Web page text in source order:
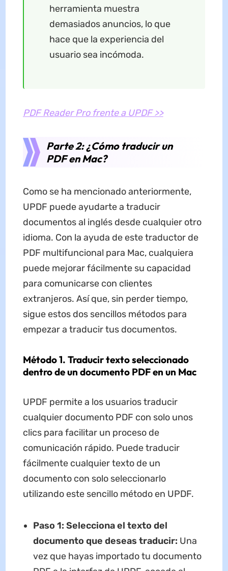
herramienta muestra
demasiados anuncios, lo que
hace que la experiencia del
usuario sea incómoda.
PDF Reader Pro frente a UPDF >>
Parte 2: ¿Cómo traducir un
PDF en Mac?
Como se ha mencionado anteriormente,
UPDF puede ayudarte a traducir
documentos al inglés desde cualquier otro
idioma. Con la ayuda de este traductor de
PDF multifuncional para Mac, cualquiera
puede mejorar fácilmente su capacidad
para comunicarse con clientes
extranjeros. Así que, sin perder tiempo,
sigue estos dos sencillos métodos para
empezar a traducir tus documentos.
Método 1. Traducir texto seleccionado
dentro de un documento PDF en un Mac
UPDF permite a los usuarios traducir
cualquier documento PDF con solo unos
clics para facilitar un proceso de
comunicación rápido. Puede traducir
fácilmente cualquier texto de un
documento con solo seleccionarlo
utilizando este sencillo método en UPDF.
Paso 1: Selecciona el texto del
documento que deseas traducir: Una
vez que hayas importado tu documento